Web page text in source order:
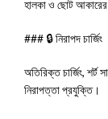
হালকা ও ছোট
### 🔒 নিরাপদ চার্জিং
অতিরিক্ত চার্জিং, শর্ট
নিরাপত্তা প্রযুক্তি।